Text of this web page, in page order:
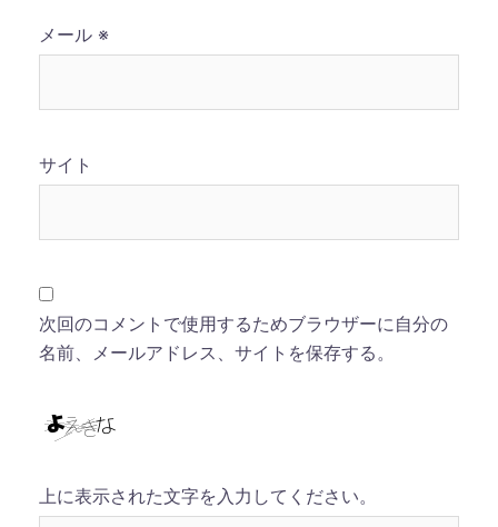
メール ※
サイト
次回のコメントで使用するためブラウザーに自分の
名前、メールアドレス、サイトを保存する。
上に表示された文字を入力してください。